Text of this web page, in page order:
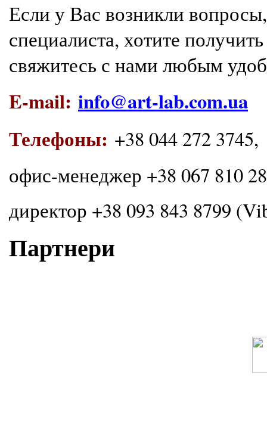
Если у Вас возникли
специалиста, хотите
свяжитесь с нами любым
E-mail: info@art-lab.com.ua
Телефоны: +38 044 272 3745,
офис-менеджер +38 067 810
директор +38 093 843 8799
Партнери